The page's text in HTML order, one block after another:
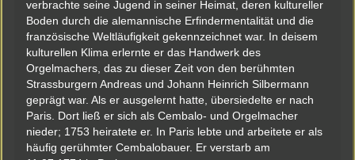
verbrachte seine Jugend in seiner Heimat, deren kultureller
Boden durch die alemannische Erfindermentalität und die
französische Weltläufigkeit gekennzeichnet war. In deisem
kulturellen Klima erlernte er das Handwerk des
Orgelmachers, das zu dieser Zeit von den berühmten
Strassburgern Andreas und Johann Heinrich Silbermann
geprägt war. Als er ausgelernt hatte, übersiedelte er nach
Paris. Dort ließ er sich als Cembalo- und Orgelmacher
nieder; 1753 heiratete er. In Paris lebte und arbeitete er als
häufig gerühmter Cembalobauer. Er verstarb am